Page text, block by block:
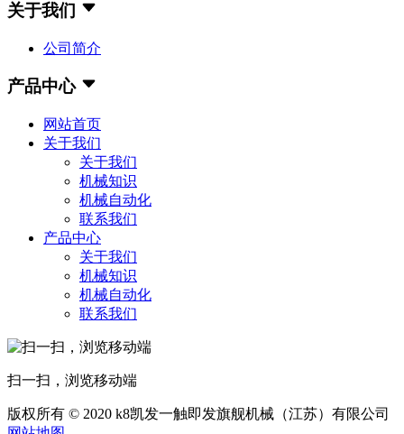
关于我们
公司简介
产品中心
网站首页
关于我们
关于我们
机械知识
机械自动化
联系我们
产品中心
关于我们
机械知识
机械自动化
联系我们
扫一扫，浏览移动端
版权所有 © 2020 k8凯发一触即发旗舰机械（江苏）有限公司